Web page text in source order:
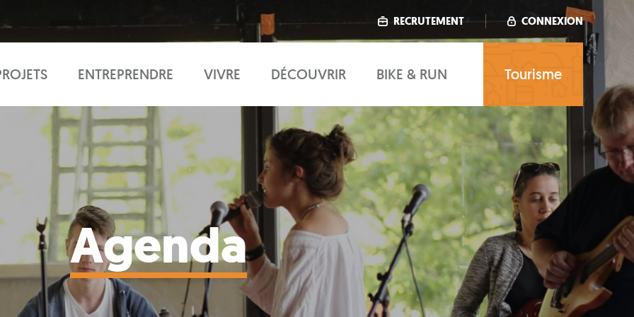
RECRUTEMENT CONNEXION
ENTREPRENDRE VIVRE DÉCOUVRIR BIKE & RUN Tourisme
Agenda